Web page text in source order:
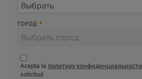
ГОРОД
Acepta la политику конфиденциальности
solicitud